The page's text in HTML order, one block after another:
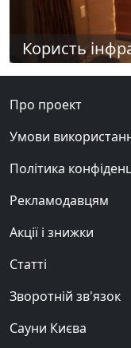
Користь
Про проект
Умови
Політика
Рекламодавцям
Акції і знижки
Статті
Зворотній зв'язок
Сауни Києва